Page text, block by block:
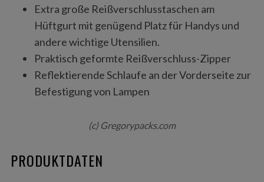
Extra große Reißverschlusstaschen am
Hüftgurt mit genügend Platz für Handys und
andere wichtige Utensilien.
Praktisch geformte Reißverschluss-Zipper
Reflektierende Schlaufe an der Vorderseite zur
Befestigung von Lampen
(c) Gregorypacks.com
PRODUKTDATEN